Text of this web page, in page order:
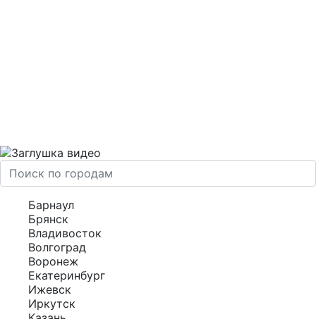
Барнаул
Брянск
Владивосток
Волгоград
Воронеж
Екатеринбург
Ижевск
Иркутск